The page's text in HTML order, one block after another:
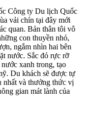
Công ty Du lịch Quốc
vải chín tại đây mới
quan. Bản thân tôi vô
con thuyền nhỏ,
ngắm nhìn hai bên
nước. Sắc đỏ rực rỡ
xanh trong, tạo
Du khách sẽ được tự
nhất và thưởng thức vị
gian mát lành của